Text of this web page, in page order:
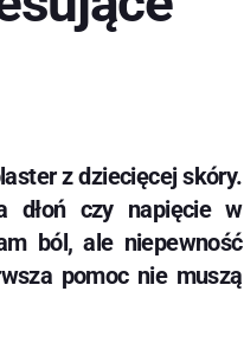
z dziecięcej skóry.
dłoń czy napięcie w
ból, ale niepewność
pomoc nie muszą